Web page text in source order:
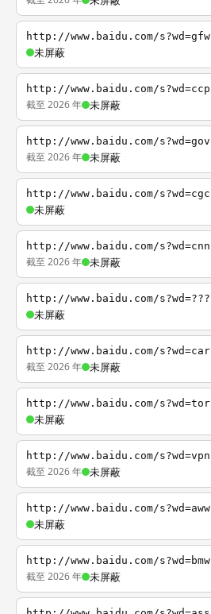
http://www.baidu.com/s?wd=gfw
未屏蔽
http://www.baidu.com/s?wd=ccp
截至 2026 年 未屏蔽
http://www.baidu.com/s?wd=gov
截至 2026 年 未屏蔽
http://www.baidu.com/s?wd=cgc
未屏蔽
http://www.baidu.com/s?wd=cnn
截至 2026 年 未屏蔽
http://www.baidu.com/s?wd=???
未屏蔽
http://www.baidu.com/s?wd=car
截至 2026 年 未屏蔽
http://www.baidu.com/s?wd=tor
未屏蔽
http://www.baidu.com/s?wd=vpn
截至 2026 年 未屏蔽
http://www.baidu.com/s?wd=aww
未屏蔽
http://www.baidu.com/s?wd=bmw
截至 2026 年 未屏蔽